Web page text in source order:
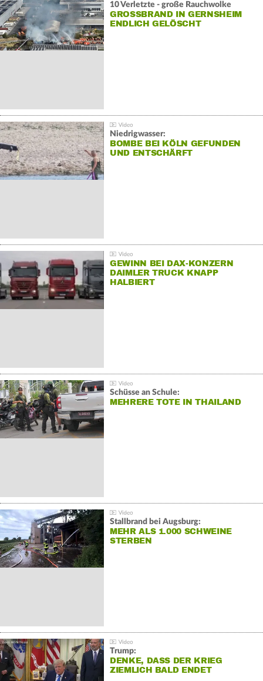
10 Verletzte - große Rauchwolke
GROSSBRAND IN GERNSHEIM E
NDLICH GELÖSCHT
Niedrigwasser:
BOMBE BEI KÖLN GEFUNDEN
UND ENTSCHÄRFT
GEWINN BEI DAX-KONZERN
DAIMLER TRUCK KNAPP
HALBIERT
Schüsse an Schule:
MEHRERE TOTE IN THAILAND
Stallbrand bei Augsburg:
MEHR ALS 1.000 SCHWEINE
STERBEN
Trump:
DENKE, DASS DER KRIEG
ZIEMLICH BALD ENDET